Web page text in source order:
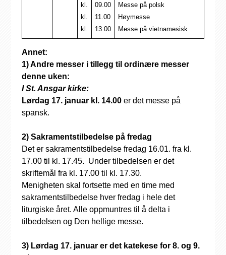
kl.
kl.
kl.
09.00
11.00
13.00
Messe på polsk
Høymesse
Messe på vietnamesisk
Annet:
1) Andre messer i tillegg til ordinære messer
denne uken:
I St. Ansgar kirke:
Lørdag 17. januar kl. 14.00 er det messe på
spansk.
2) Sakramentstilbedelse på fredag
Det er sakramentstilbedelse fredag 16.01. fra kl.
17.00 til kl. 17.45. Under tilbedelsen er det
skriftemål fra kl. 17.00 til kl. 17.30.
Menigheten skal fortsette med en time med
sakramentstilbedelse hver fredag i hele det
liturgiske året. Alle oppmuntres til å delta i
tilbedelsen og Den hellige messe.
3) Lørdag 17. januar er det katekese for 8. og 9.